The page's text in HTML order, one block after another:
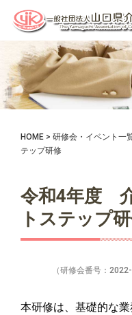
HOME > 研修会・イベント一
テップ研修
令和4年度
トステップ
（研修会番号：
本研修は、基礎的な